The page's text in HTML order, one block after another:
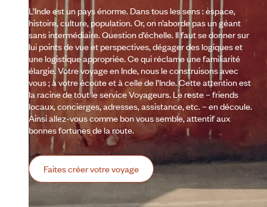
L’Inde est un pays énorme. Dans tous les sens : espace,
histoire, culture, population. Or, on n’aborde pas un géant
sans intermédiaire. Question d’échelle. Il faut se donner sur
lui points de vue et perspectives, dégager des logiques et
une logistique appropriée. Ce qui réclame une familiarité
élargie. Votre voyage en Inde, nous le construisons avec
vous ; à votre écoute et à celle de l’Inde. Cette attention est
la racine de tout le service Voyageurs. Le reste – friends
locaux, concierges, adresses, assistance, etc. – en découle.
Ainsi allez-vous comme bon vous semble, attentif aux
bonnes fortunes de la route.
Faites créer votre voyage